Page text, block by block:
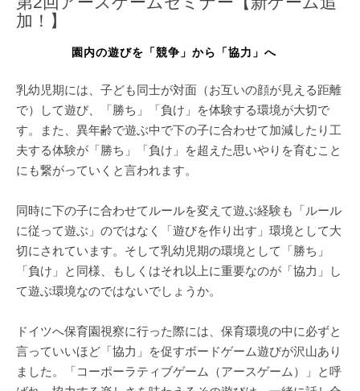
加！】
園内の遊びを「競争」から「協力」へ
乳幼児期には、子ども同士が対面（お互いの顔が見える距離
で）して遊び、「勝ち」「負け」を体験する環境が大切で
す。また、異年齢で遊ぶ中で下の子に合わせて加減したり工
夫する体験が「勝ち」「負け」を超えた思いやりを育むこと
にも繋がっていくと言われます。
同時に下の子に合わせてルールを変えて遊ぶ経験も「ルール
に従って遊ぶ」のではなく「遊びを作り出す」環境として大
切にされています。そして乳幼児期の環境として「勝ち」
「負け」と同様、もしくはそれ以上に重要なのが「協力」し
て遊ぶ環境なのではないでしょうか。
ドイツへ保育園視察に行った際には、保育環境の中に必ずと
言っていいほど「協力」を促すボードゲーム遊びが沢山あり
ました。「コーポーラティブゲーム（アースゲーム）」と呼